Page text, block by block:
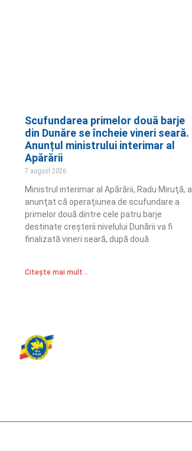
Scufundarea primelor două barje
din Dunăre se încheie vineri seară.
Anunțul ministrului interimar al
Apărării
7 august 2026
Ministrul interimar al Apărării, Radu Miruţă, a
anunţat că operaţiunea de scufundare a
primelor două dintre cele patru barje
destinate creşterii nivelului Dunării va fi
finalizată vineri seară, după două
Citește mai mult ..